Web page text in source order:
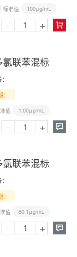
标准值 100μg/mL

- +
联苯混标
值 1.00μg/mL

- +
联苯混标
值 80.1μg/mL

- +